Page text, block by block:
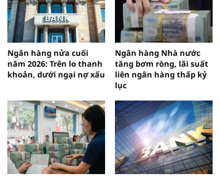
Ngân hàng nửa cuối
năm 2026: Trên lo thanh
khoản, dưới ngại nợ xấu
Ngân hàng Nhà nước
tăng bơm ròng, lãi suất
liên ngân hàng thấp kỷ
lục